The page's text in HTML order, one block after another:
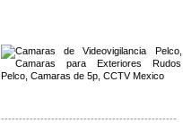
-------------------------------------------------